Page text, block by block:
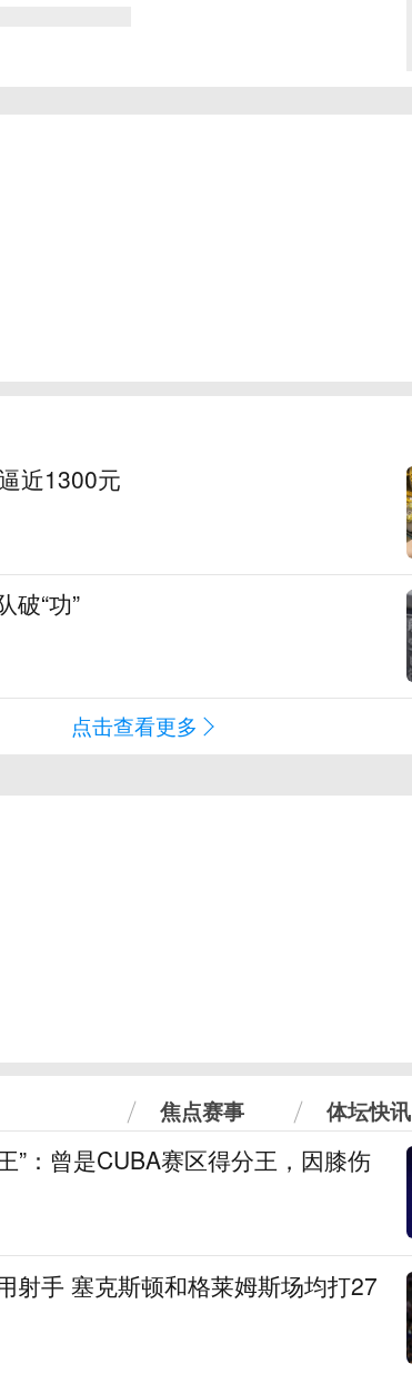
近1300元
破“功”
点击查看更多
焦点赛事 体坛快讯
”：曾是CUBA赛区得分王，因膝伤
射手 塞克斯顿和格莱姆斯场均打27